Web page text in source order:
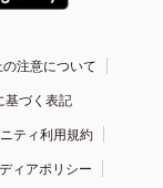
注意について
基づく表記
ティ利用規約
ィアポリシー